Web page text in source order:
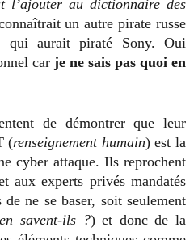
l’ajouter au dictionnaire des
un autre pirate russe
qui aurait piraté Sony. Oui
car je ne sais pas quoi en
de démontrer que leur
(renseignement humain) est la
cyber attaque. Ils reprochent
aux experts privés mandatés
ne se baser, soit seulement
savent-ils ?) et donc de la